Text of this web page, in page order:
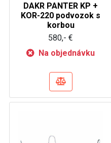
DAKR PANTER KP +
KOR-220 podvozok s
korbou
580,- €
Na objednávku